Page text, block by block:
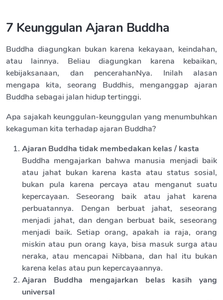
7 Keunggulan Ajaran Buddha
Buddha diagungkan bukan karena kekayaan, keindahan,
atau lainnya. Beliau diagungkan karena kebaikan,
kebijaksanaan, dan pencerahanNya. Inilah alasan
mengapa kita, seorang Buddhis, menganggap ajaran
Buddha sebagai jalan hidup tertinggi.
Apa sajakah keunggulan-keunggulan yang menumbuhkan
kekaguman kita terhadap ajaran Buddha?
Ajaran Buddha tidak membedakan kelas / kasta
Buddha mengajarkan bahwa manusia menjadi baik
atau jahat bukan karena kasta atau status sosial,
bukan pula karena percaya atau menganut suatu
kepercayaan. Seseorang baik atau jahat karena
perbuatannya. Dengan berbuat jahat, seseorang
menjadi jahat, dan dengan berbuat baik, seseorang
menjadi baik. Setiap orang, apakah ia raja, orang
miskin atau pun orang kaya, bisa masuk surga atau
neraka, atau mencapai Nibbana, dan hal itu bukan
karena kelas atau pun kepercayaannya.
Ajaran Buddha mengajarkan belas kasih yang
universal